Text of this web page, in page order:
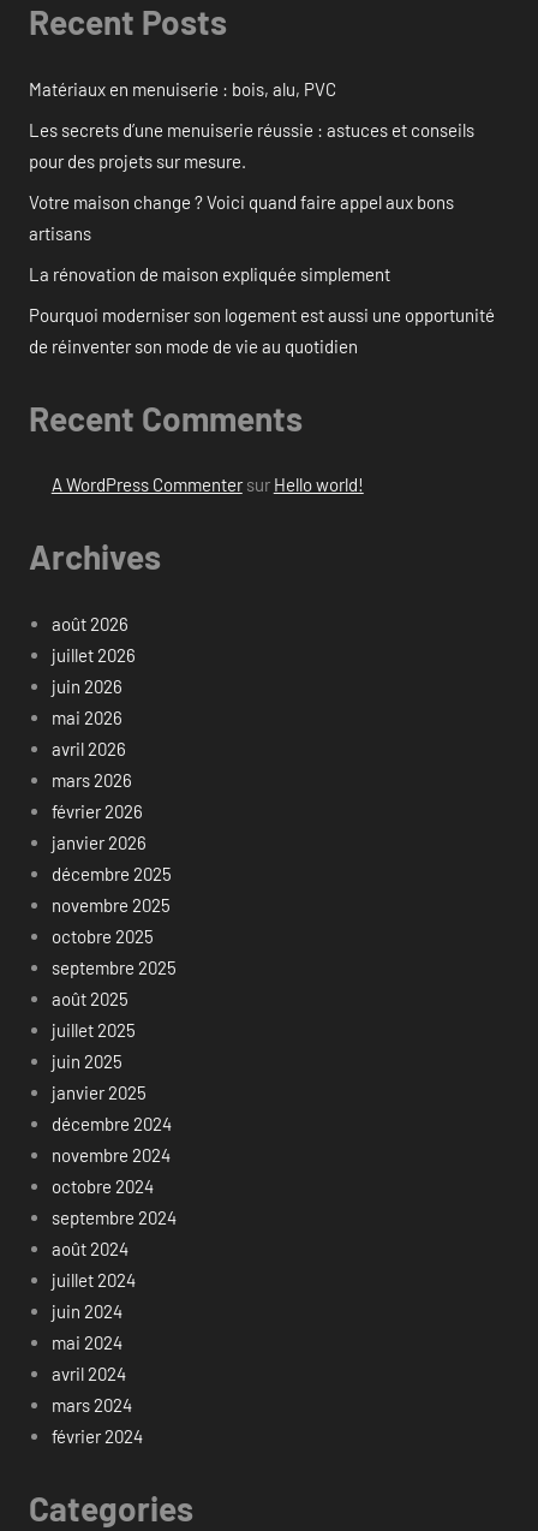
Recent Posts
Matériaux en menuiserie : bois, alu, PVC
Les secrets d’une menuiserie réussie : astuces et conseils
pour des projets sur mesure.
Votre maison change ? Voici quand faire appel aux bons
artisans
La rénovation de maison expliquée simplement
Pourquoi moderniser son logement est aussi une opportunité
de réinventer son mode de vie au quotidien
Recent Comments
A WordPress Commentersur Hello world!
Archives
août 2026
juillet 2026
juin 2026
mai 2026
avril 2026
mars 2026
février 2026
janvier 2026
décembre 2025
novembre 2025
octobre 2025
septembre 2025
août 2025
juillet 2025
juin 2025
janvier 2025
décembre 2024
novembre 2024
octobre 2024
septembre 2024
août 2024
juillet 2024
juin 2024
mai 2024
avril 2024
mars 2024
février 2024
Categories